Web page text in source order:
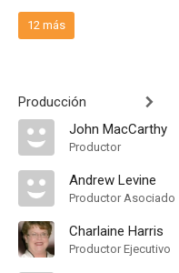
12 más
Producción
John MacCarthy
Productor
Andrew Levine
Productor Asociado
Charlaine Harris
Productor Ejecutivo